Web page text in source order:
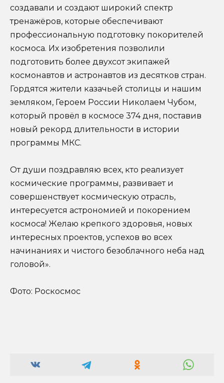
создавали и создают широкий спектр
тренажёров, которые обеспечивают
профессиональную подготовку покорителей
космоса. Их изобретения позволили
подготовить более двухсот экипажей
космонавтов и астронавтов из десятков стран.
Гордятся жители казачьей столицы и нашим
земляком, Героем России Николаем Чубом,
который провёл в космосе 374 дня, поставив
новый рекорд длительности в истории
программы МКС.
От души поздравляю всех, кто реализует
космические программы, развивает и
совершенствует космическую отрасль,
интересуется астрономией и покорением
космоса! Желаю крепкого здоровья, новых
интересных проектов, успехов во всех
начинаниях и чистого безоблачного неба над
головой».
Фото: Роскосмос